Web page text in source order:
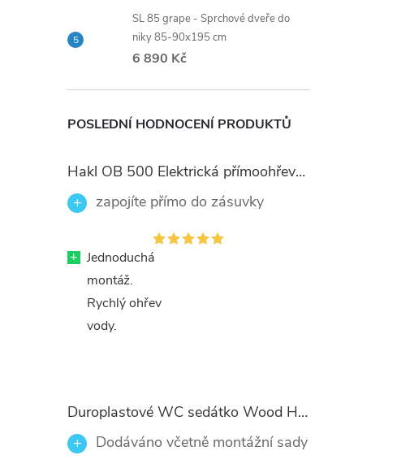
SL 85 grape - Sprchové dveře do
niky 85-90x195 cm
6 890 Kč
POSLEDNÍ HODNOCENÍ PRODUKTŮ
Hakl OB 500 Elektrická přímoohřevná vodovodní baterie, černé flexi ramínko
zapojíte přímo do zásuvky
+ Jednoduchá
montáž.
Rychlý ohřev
vody.
Duroplastové WC sedátko Wood Heart 82377 se zpomalovacím mechanismem SOFT-CLOSE
Dodáváno včetně montážní sady